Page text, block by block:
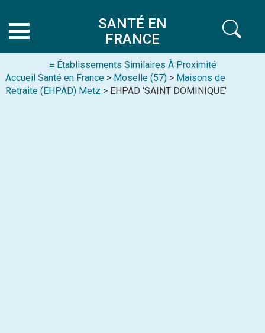
SANTÉ EN
FRANCE
≡ Établissements Similaires À Proximité
Accueil Santé en France > Moselle (57) > Maisons de
Retraite (EHPAD) Metz > EHPAD 'SAINT DOMINIQUE'